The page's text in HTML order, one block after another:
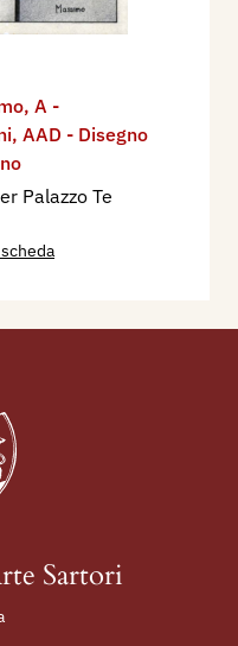
, A -
, AAD - Disegno
Palazzo Te
Sartori